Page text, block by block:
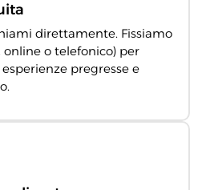
direttamente. Fissiamo
online o telefonico) per
pregresse e